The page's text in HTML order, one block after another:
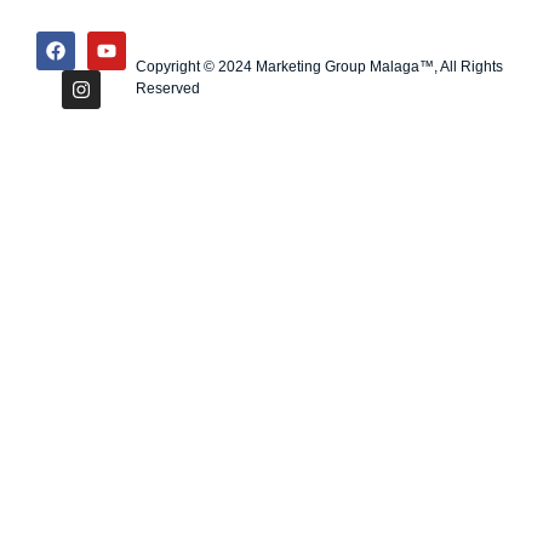
Copyright © 2024 Marketing Group Malaga™, All Rights
Reserved